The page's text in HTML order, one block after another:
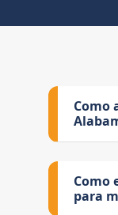
Como
Como
para